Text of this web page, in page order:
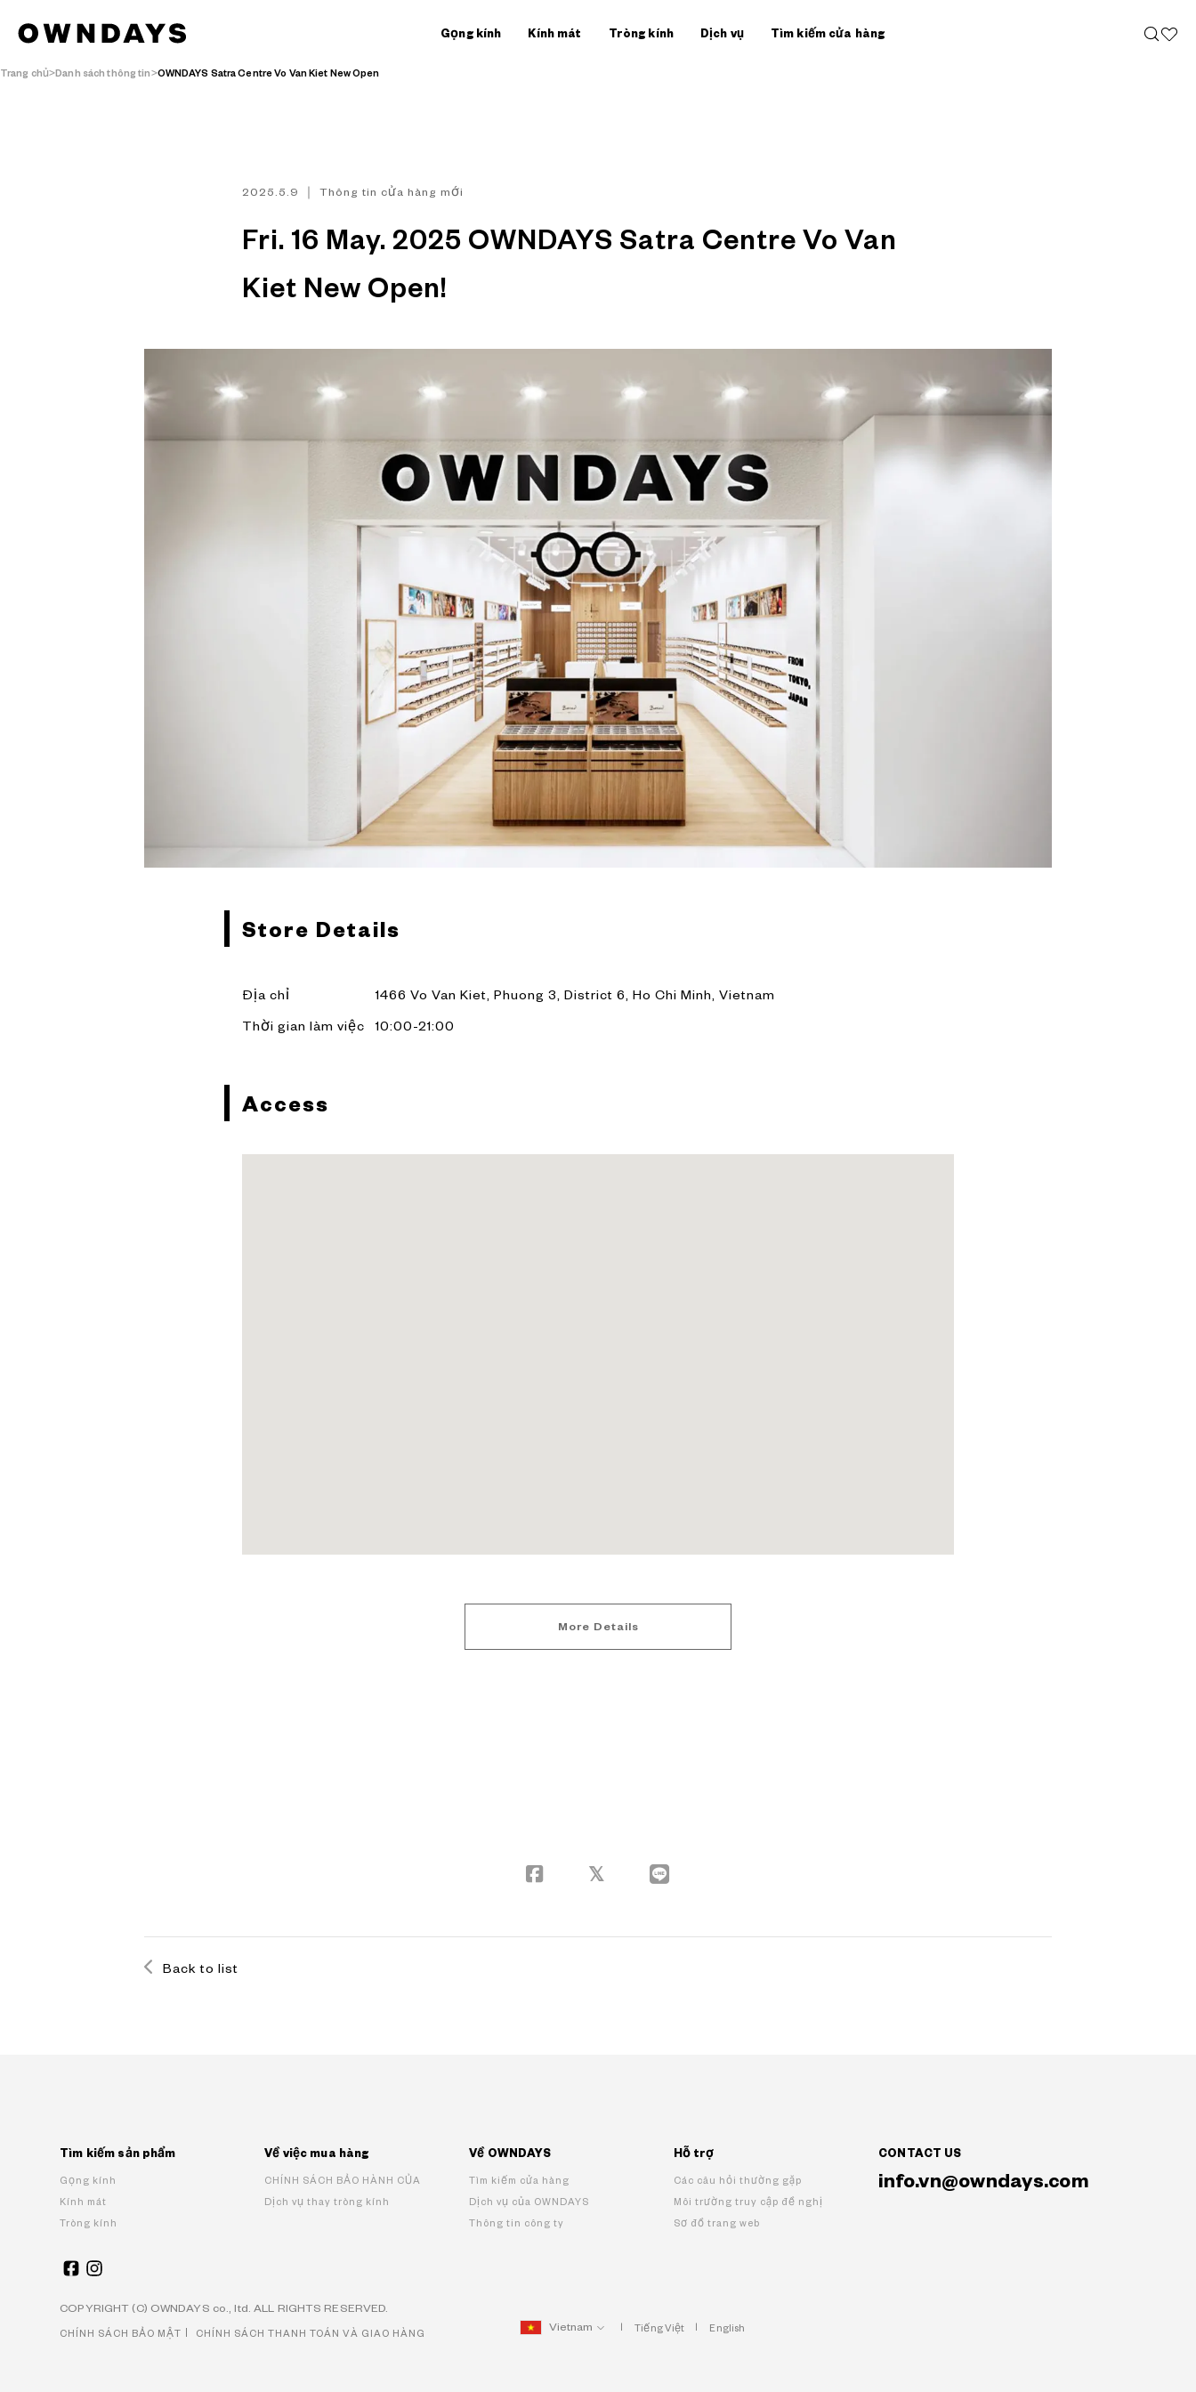
Gọng kính Kính mát Tròng kính Dịch vụ Tìm kiếm cửa hàng
Trang chủ Danh sách thông tin OWNDAYS Satra Centre Vo Van Kiet New Open
2025.5.9 ｜ Thông tin cửa hàng mới
Fri. 16 May. 2025 OWNDAYS Satra Centre Vo Van
Kiet New Open!
Store Details
Địa chỉ 1466 Vo Van Kiet, Phuong 3, District 6, Ho Chi Minh, Vietnam
Thời gian làm việc 10:00-21:00
Access
More Details
Back to list
Tìm kiếm sản phẩm
Gọng kính
Kính mát
Tròng kính
Về việc mua hàng
CHÍNH SÁCH BẢO HÀNH CỦA
Dịch vụ thay tròng kính
Về OWNDAYS
Tìm kiếm cửa hàng
Dịch vụ của OWNDAYS
Thông tin công ty
Hỗ trợ
Các câu hỏi thường gặp
Môi trường truy cập đề nghị
Sơ đồ trang web
CONTACT US
info.vn@owndays.com
COPYRIGHT (C) OWNDAYS co., ltd. ALL RIGHTS RESERVED.
Vietnam
Tiếng Việt English
CHÍNH SÁCH BẢO MẬT CHÍNH SÁCH THANH TOÁN VÀ GIAO HÀNG